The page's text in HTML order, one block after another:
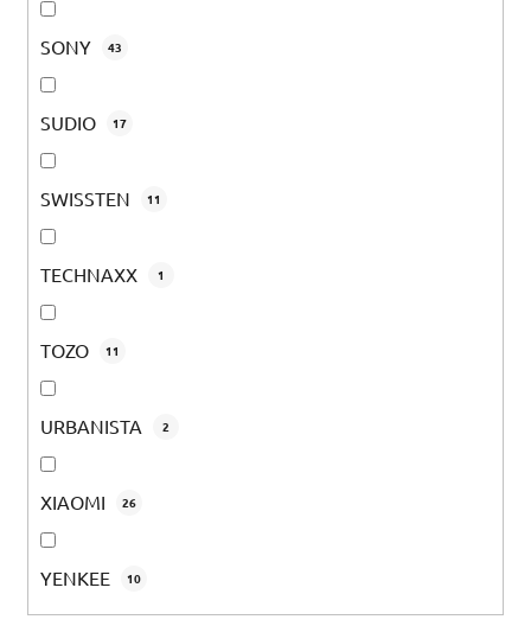
SONY 43
SUDIO 17
SWISSTEN 11
TECHNAXX 1
TOZO 11
URBANISTA 2
XIAOMI 26
YENKEE 10